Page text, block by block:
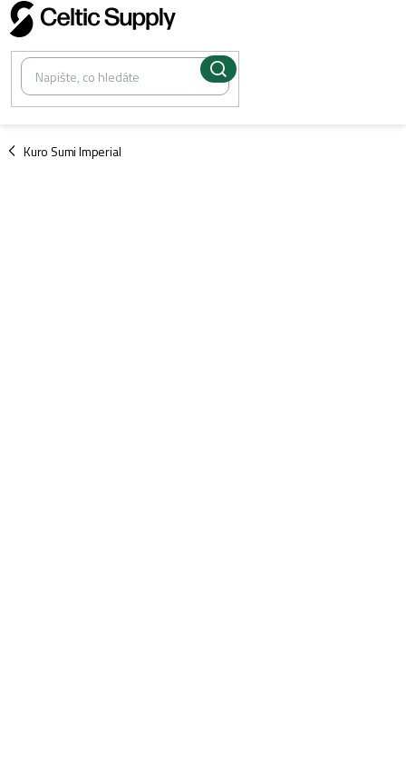
Přejít
na
obsah
Kuro Sumi Imperial
/